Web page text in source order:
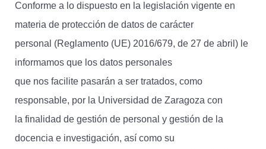
Conforme a lo dispuesto en la legislación vigente en
materia de protección de datos de carácter
personal (Reglamento (UE) 2016/679, de 27 de abril) le
informamos que los datos personales
que nos facilite pasarán a ser tratados, como
responsable, por la Universidad de Zaragoza con
la finalidad de gestión de personal y gestión de la
docencia e investigación, así como su